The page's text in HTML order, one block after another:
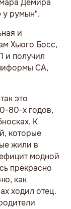
Демира
у румын".
и
Хьюго Босс,
и получил
СА,
это
80-х годов,
К
которые
жили в
модной
прекрасно
как
ходил отец.